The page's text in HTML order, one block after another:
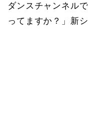
ダンスチャンネル
ってますか？」新